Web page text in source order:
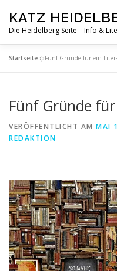
Inhalt
springen
KATZ
Die Heidelberg Seite – Info &
Startseite »Fünf Gründe für ein
Fünf Gründe
VERÖFFENTLICHT AM MAI
REDAKTION